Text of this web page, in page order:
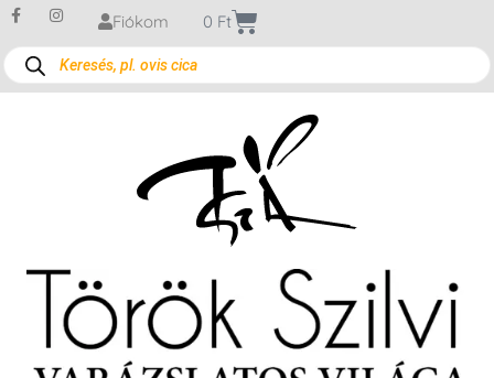
Fiókom 0 Ft